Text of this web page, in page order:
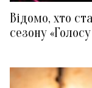
Відомо, хто
сезону